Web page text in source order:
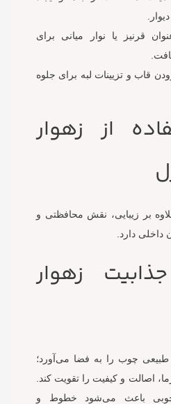
قرنیز یا نوار میانی برای
قاب‌ و تزیینات لبه برای جلوه
از زهوار
بر زیبایی، نقش محافظتی و
داخلی دارد.
زهوار
چوب را به فضا می‌آورد؛
اصالت و کیفیت را تقویت کند.
چوبی باعث می‌شود خطوط و